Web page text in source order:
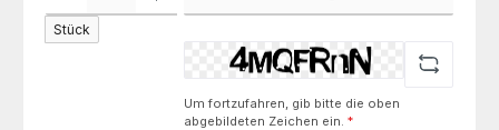
Stück
Um fortzufahren, gib bitte die oben
abgebildeten Zeichen ein.*